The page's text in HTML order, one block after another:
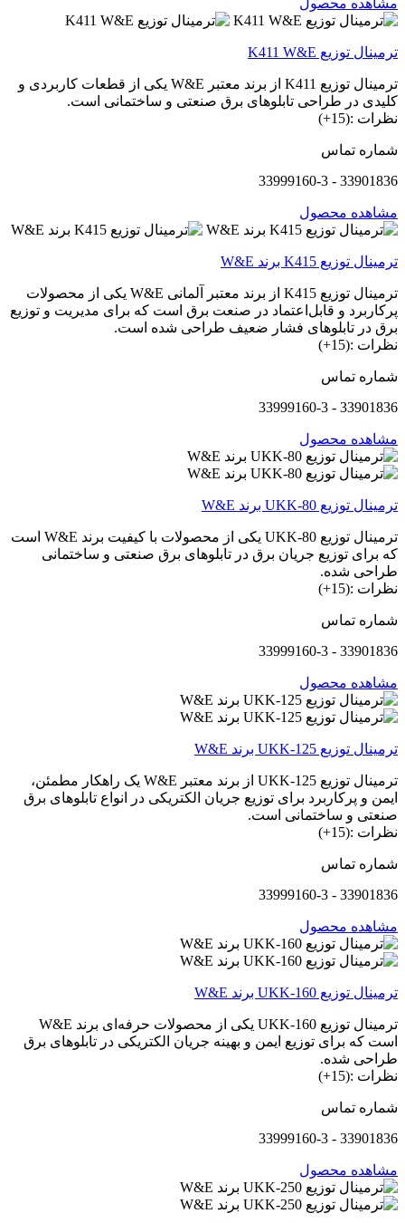
مشاهده محصول
ترمینال توزیع K411 W&E
ترمینال توزیع K411 از برند معتبر W&E یکی از قطعات کاربردی و
کلیدی در طراحی تابلوهای برق صنعتی و ساختمانی است.
نظرات :(15+)
شماره تماس
33901836 - 33999160-3
مشاهده محصول
ترمینال توزیع K415 برند W&E
ترمینال توزیع K415 از برند معتبر آلمانی W&E یکی از محصولات
پرکاربرد و قابل‌اعتماد در صنعت برق است که برای مدیریت و توزیع
برق در تابلوهای فشار ضعیف طراحی شده است.
نظرات :(15+)
شماره تماس
33901836 - 33999160-3
مشاهده محصول
ترمینال توزیع UKK-80 برند W&E
ترمینال توزیع UKK-80 یکی از محصولات با کیفیت برند W&E است
که برای توزیع جریان برق در تابلوهای برق صنعتی و ساختمانی
طراحی شده.
نظرات :(15+)
شماره تماس
33901836 - 33999160-3
مشاهده محصول
ترمینال توزیع UKK-125 برند W&E
ترمینال توزیع UKK-125 از برند معتبر W&E یک راهکار مطمئن،
ایمن و پرکاربرد برای توزیع جریان الکتریکی در انواع تابلوهای برق
صنعتی و ساختمانی است.
نظرات :(15+)
شماره تماس
33901836 - 33999160-3
مشاهده محصول
ترمینال توزیع UKK-160 برند W&E
ترمینال توزیع UKK-160 یکی از محصولات حرفه‌ای برند W&E
است که برای توزیع ایمن و بهینه جریان الکتریکی در تابلوهای برق
طراحی شده.
نظرات :(15+)
شماره تماس
33901836 - 33999160-3
مشاهده محصول